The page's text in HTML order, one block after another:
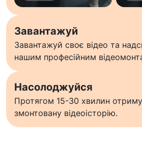
Завантажуй
Завантажуй своє відео та
нашим професійним
Насолоджуйся
Протягом 15-30 хвилин
змонтовану відеоісторію.